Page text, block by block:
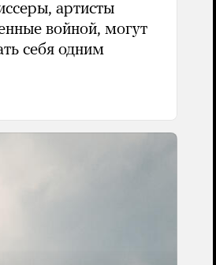
артисты
войной, могут
себя одним